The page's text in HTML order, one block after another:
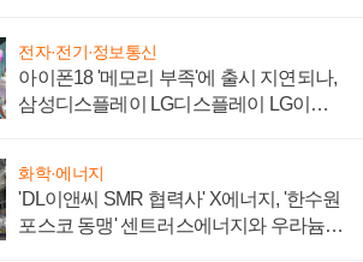
전자·전기·정보통신
아이폰18 '메모리 부족'에 출시 지연되나,
삼성디스플레이 LG디스플레이 LG이노
화학·에너지
'DL이앤씨 SMR 협력사' X에너지, '한수원
포스코 동맹' 센트러스에너지와 우라늄